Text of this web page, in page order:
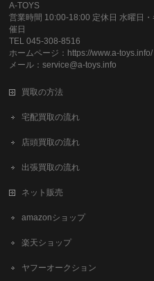
A-TOYS
営業時間 10:00-18:00 定休日 水曜日
催日
TEL 045-308-8516
ホームページ：https://www.a-toys.info/
メール：service@a-toys.info
買取の方法
宅配買取の流れ
店頭買取の流れ
出張買取の流れ
ネット販売
amazonショップ
楽天ショップ
ヤフーオークション